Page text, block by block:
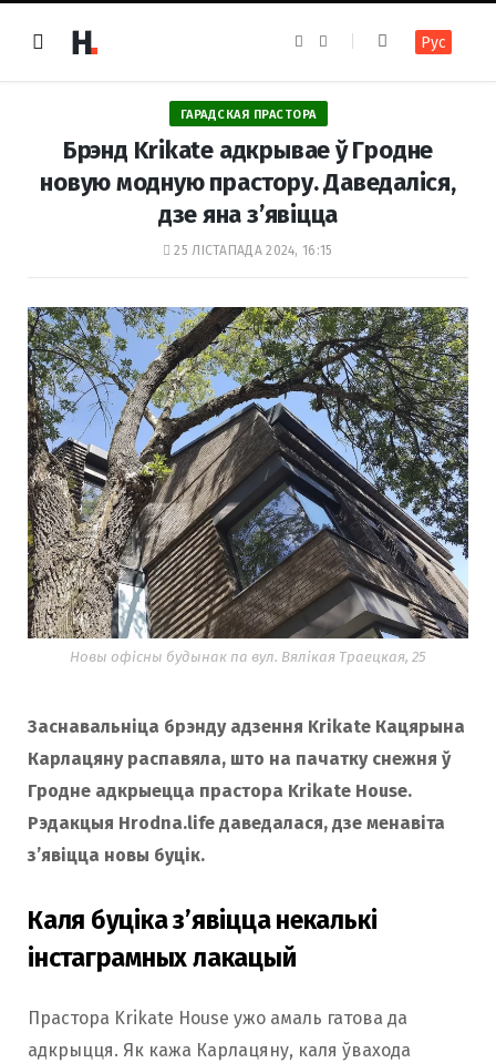
e
b
o
o
k
t
a
r
m
Рус
ГАРАДСКАЯ ПРАСТОРА
Брэнд Krikate адкрывае ў Гродне
новую модную прастору. Даведаліся,
дзе яна з’явіцца
25 ЛІСТАПАДА 2024, 16:15
Новы офісны будынак па вул. Вялікая Траецкая, 25
Заснавальніца брэнду адзення Krikate Кацярына
Карлацяну распавяла, што на пачатку снежня ў
Гродне адкрыецца прастора Krikate House.
Рэдакцыя Hrodna.life даведалася, дзе менавіта
з’явіцца новы буцік.
Каля буціка з’явіцца некалькі
інстаграмных лакацый
Прастора Krikate House ужо амаль гатова да
адкрыцця. Як кажа Карлацяну, каля ўвахода